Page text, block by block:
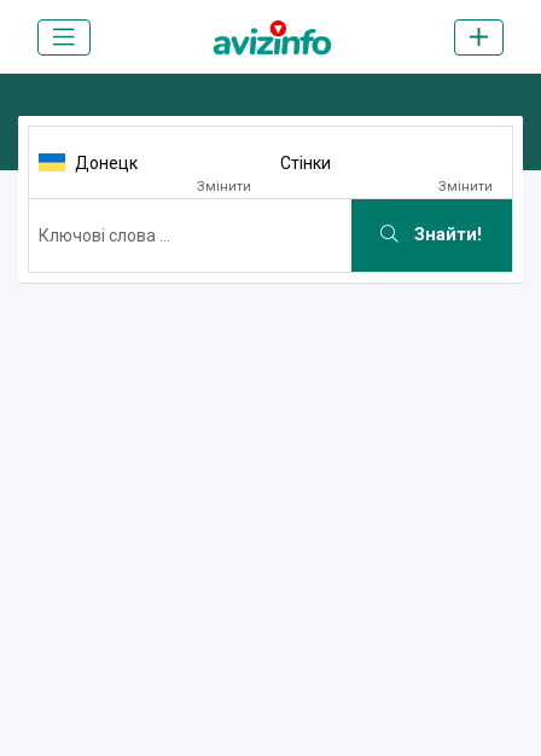
Донецк
Змінити
Стінки
Змінити
Знайти!